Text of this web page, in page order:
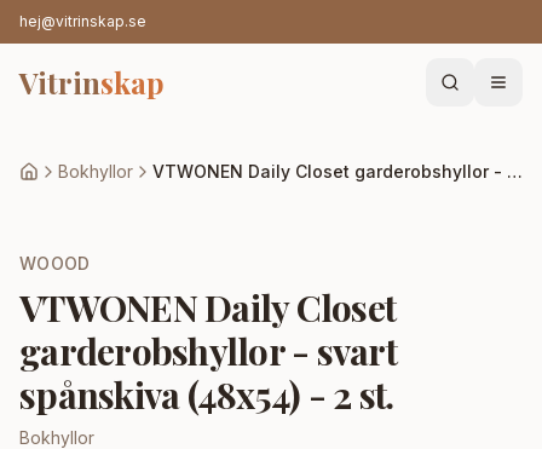
hej@vitrinskap.se
Vitrinskap
Bokhyllor VTWONEN Daily Closet garderobshyllor - svart spånskiva (48x54) - 2 st.
WOOOD
VTWONEN Daily Closet
garderobshyllor - svart
spånskiva (48x54) - 2 st.
Bokhyllor